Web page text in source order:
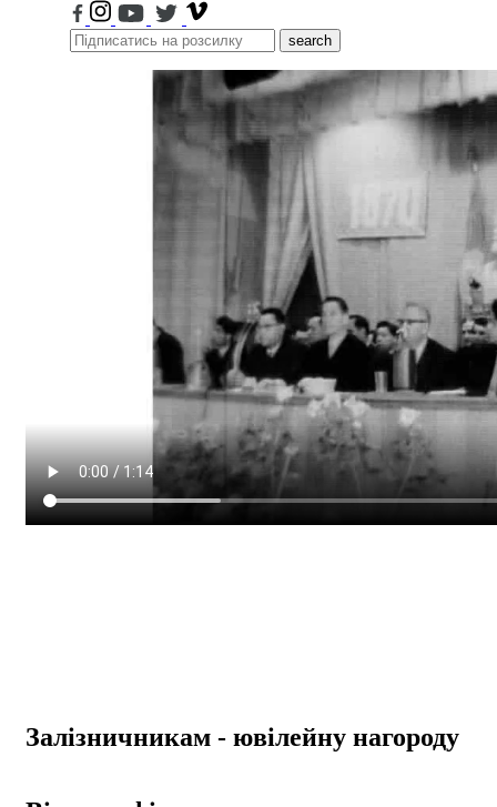
search
Залізничникам - ювілейну нагороду